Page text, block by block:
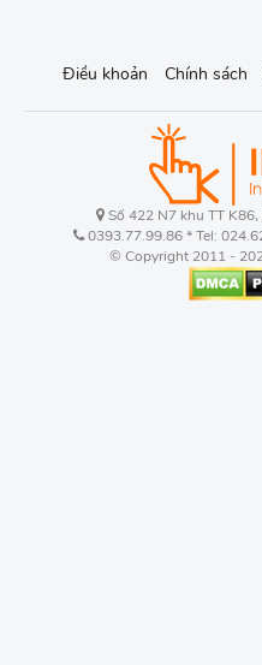
Điều khoản Chính sách
Số 422 N7 khu TT K86,
0393.77.99.86 * Tel:
© Copyright 2011 -